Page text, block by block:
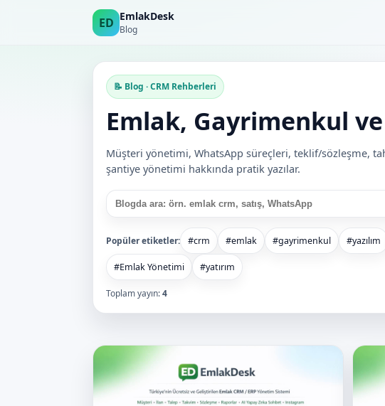
ED EmlakDesk
Blog
📝 Blog · CRM Rehberleri
Emlak, Gayrimenkul
Müşteri yönetimi, WhatsApp süreçleri, teklif/sözleşme,
şantiye yönetimi hakkında pratik yazılar.
Popüler etiketler: #crm #emlak #gayrimenkul #yazılım
#Emlak Yönetimi #yatırım
Toplam yayın:4